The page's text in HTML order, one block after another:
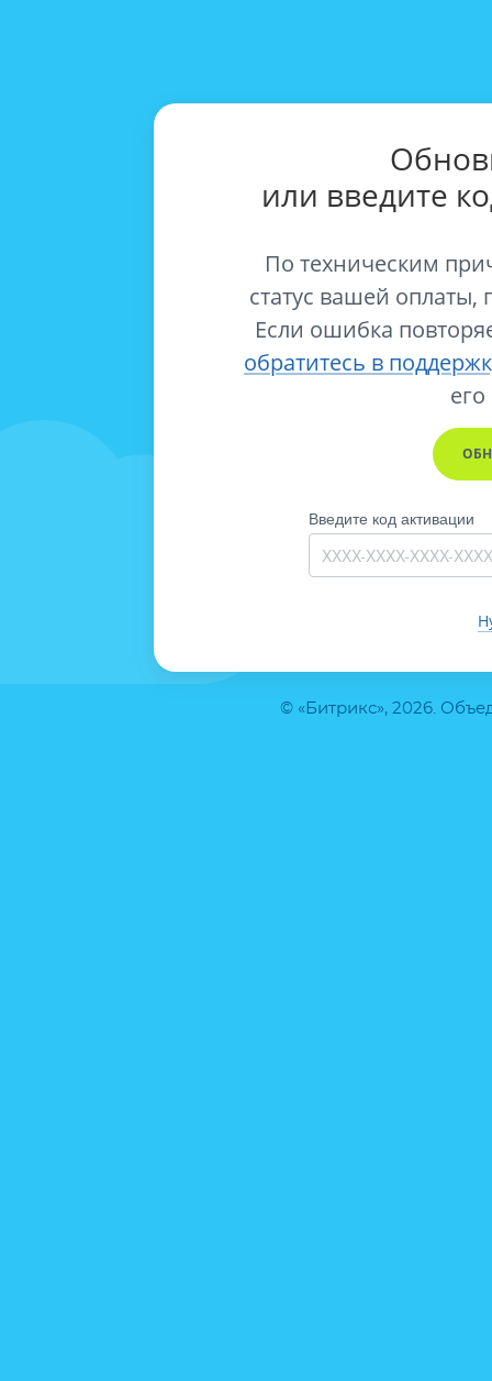
© «Битрикс», 2026.
или введите
По техническим
статус вашей оплаты,
Если ошибка
обратитесь в
его
Введите код активации